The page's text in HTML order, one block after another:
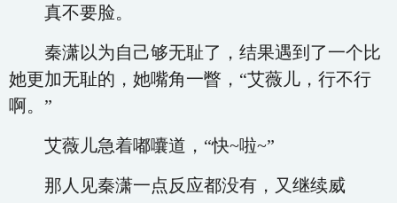
真不要脸。
秦潇以为自己够无耻了，结果遇到了一个比
她更加无耻的，她嘴角一瞥，“艾薇儿，行不行
啊。”
艾薇儿急着嘟囔道，“快~啦~”
那人见秦潇一点反应都没有，又继续威